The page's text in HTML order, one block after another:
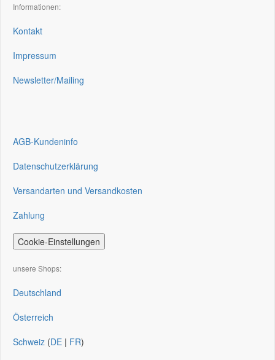
Informationen:
Kontakt
Impressum
Newsletter/Mailing
AGB-Kundeninfo
Datenschutzerklärung
Versandarten und Versandkosten
Zahlung
Cookie-Einstellungen
unsere Shops:
Deutschland
Österreich
Schweiz (DE | FR)